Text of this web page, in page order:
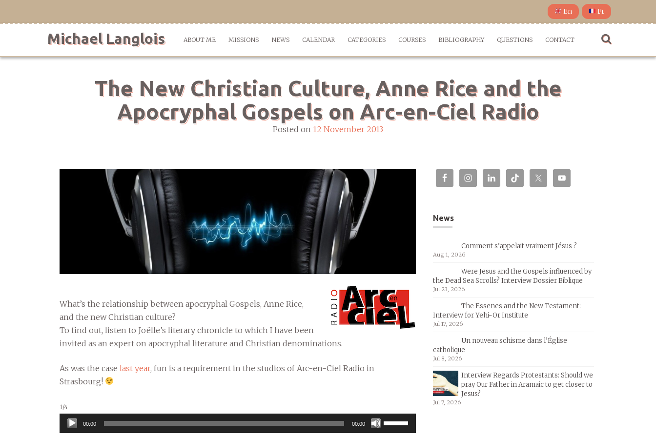
En Fr
Michael Langlois ABOUT ME MISSIONS NEWS CALENDAR CATEGORIES COURSES BIBLIOGRAPHY QUESTIONS CONTACT
The New Christian Culture, Anne Rice and the
Apocryphal Gospels on Arc-en-Ciel Radio
Posted on 12 November 2013
What’s the relationship between apocryphal Gospels, Anne Rice,
and the new Christian culture?
To find out, listen to Joëlle’s literary chronicle to which I have been
invited as an expert on apocryphal literature and Christian denominations.
As was the case last year, fun is a requirement in the studios of Arc-en-Ciel Radio in
Strasbourg!
1/4
Audio
Player
00:00 00:00
Use
Up/Down
News
Comment s’appelait vraiment Jésus ?
Aug 1, 2026
Were Jesus and the Gospels influenced by
the Dead Sea Scrolls? Interview Dossier Biblique
Jul 23, 2026
The Essenes and the New Testament:
Interview for Yehi-Or Institute
Jul 17, 2026
Un nouveau schisme dans l’Église
catholique
Jul 8, 2026
Interview Regards Protestants: Should we
pray Our Father in Aramaic to get closer to
Jesus?
Jul 7, 2026